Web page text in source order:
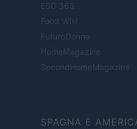
ESG 365
Food Wiki
FuturoDonna
HomeMagazine
SecondHomeMagazine
SPAGNA E